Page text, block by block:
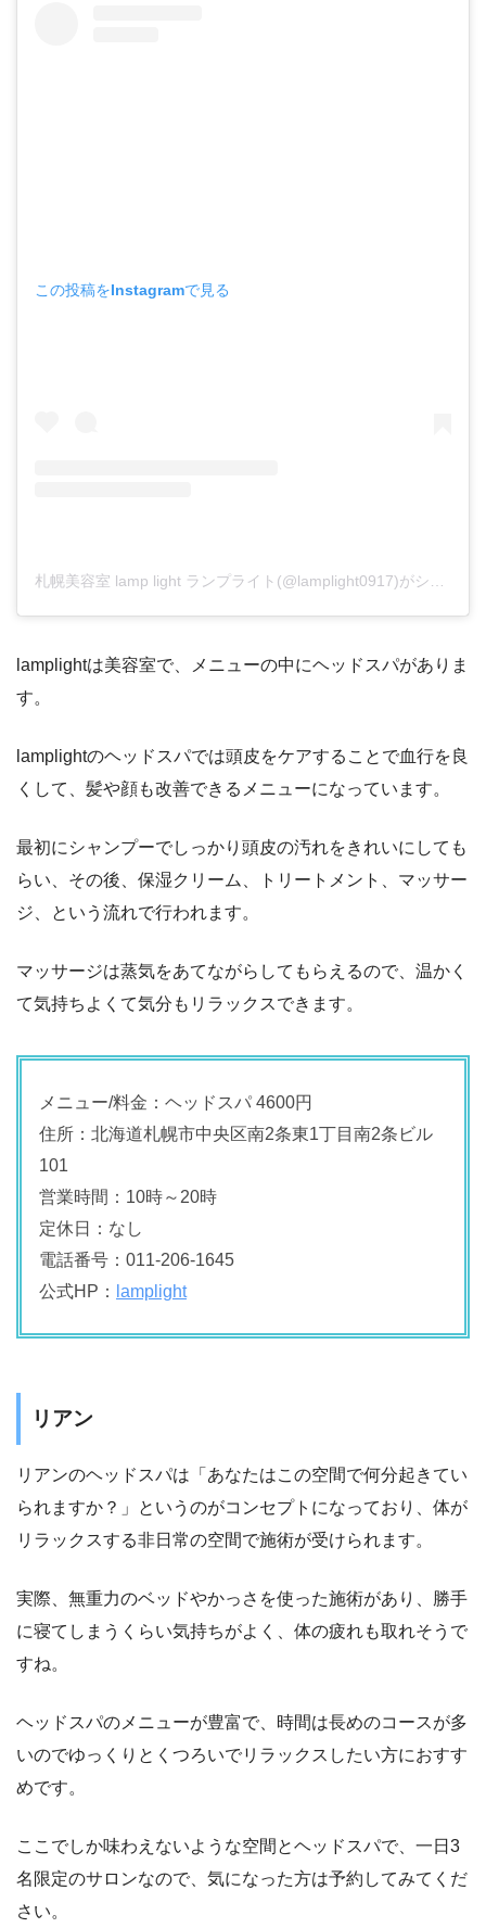
この投稿をInstagramで見る
lamplightは美容室で、メニューの中にヘッドスパがありま
す。
lamplightのヘッドスパでは頭皮をケアすることで血行を良
くして、髪や顔も改善できるメニューになっています。
最初にシャンプーでしっかり頭皮の汚れをきれいにしても
らい、その後、保湿クリーム、トリートメント、マッサー
ジ、という流れで行われます。
マッサージは蒸気をあてながらしてもらえるので、温かく
て気持ちよくて気分もリラックスできます。
メニュー/料金：ヘッドスパ 4600円
住所：北海道札幌市中央区南2条東1丁目南2条ビル
101
営業時間：10時～20時
定休日：なし
電話番号：011-206-1645
公式HP：
lamplight
リアン
リアンのヘッドスパは「あなたはこの空間で何分起きてい
られますか？」というのがコンセプトになっており、体が
リラックスする非日常の空間で施術が受けられます。
実際、無重力のベッドやかっさを使った施術があり、勝手
に寝てしまうくらい気持ちがよく、体の疲れも取れそうで
すね。
ヘッドスパのメニューが豊富で、時間は長めのコースが多
いのでゆっくりとくつろいでリラックスしたい方におすす
めです。
ここでしか味わえないような空間とヘッドスパで、一日3
名限定のサロンなので、気になった方は予約してみてくだ
さい。